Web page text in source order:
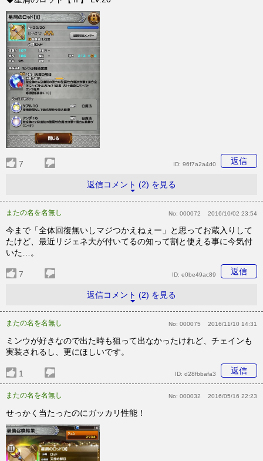
7 返信
ID: 96f7a2a4d0
返信コメント (2) を見る
またの名を名無し No: 000072 2016/10/02 23:54
今まで「全体回復無いしマジつかえねぇー」と思ってお蔵入りして
たけど、最近リジェネ大が付いてるの知って割と使える事に今気付
いた…。
7 返信
ID: e0be49ac89
返信コメント (2) を見る
またの名を名無し No: 000075 2016/11/10 14:31
ミンウが好きなので出た時も狙って出なかったけれど、チェインも
実装されるし、更にほしいです。
1 返信
ID: d28fbbafa3
またの名を名無し No: 000032 2016/05/16 22:23
せっかく当たったのにガッカリ性能！